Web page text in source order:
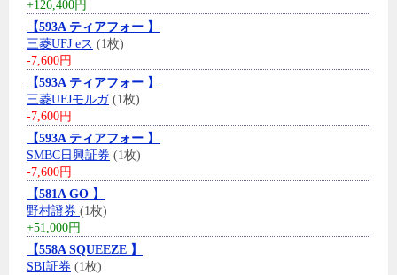
+126,400円
【593A ティアフォー 】
三菱UFJ eス (1枚)
-7,600円
【593A ティアフォー 】
三菱UFJモルガ(1枚)
-7,600円
【593A ティアフォー 】
SMBC日興証券 (1枚)
-7,600円
【581A GO 】
野村證券 (1枚)
+51,000円
【558A SQUEEZE 】
SBI証券 (1枚)